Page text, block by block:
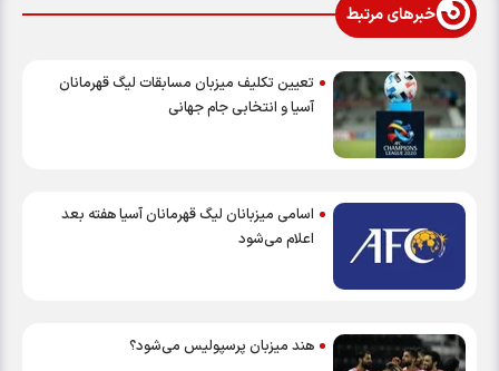
خبرهای مرتبط
تعیین تکلیف میزبان مسابقات لیگ قهرمانان
آسیا و انتخابی جام جهانی
اسامی میزبانان لیگ قهرمانان آسیا هفته بعد
اعلام می‌شود
هند میزبان پرسپولیس می‌شود؟